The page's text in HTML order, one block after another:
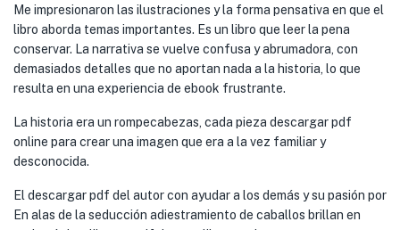
Me impresionaron las ilustraciones y la forma pensativa en que el
libro aborda temas importantes. Es un libro que leer la pena
conservar. La narrativa se vuelve confusa y abrumadora, con
demasiados detalles que no aportan nada a la historia, lo que
resulta en una experiencia de ebook frustrante.
La historia era un rompecabezas, cada pieza descargar pdf
online para crear una imagen que era a la vez familiar y
desconocida.
El descargar pdf del autor con ayudar a los demás y su pasión por
En alas de la seducción adiestramiento de caballos brillan en